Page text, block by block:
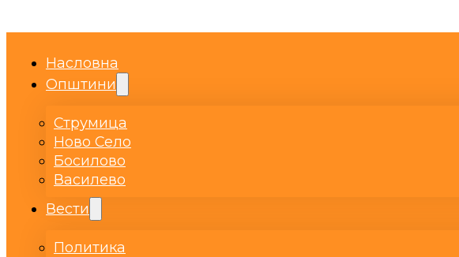
Насловна
Општини
Струмица
Ново Село
Босилово
Василево
Вести
Политика